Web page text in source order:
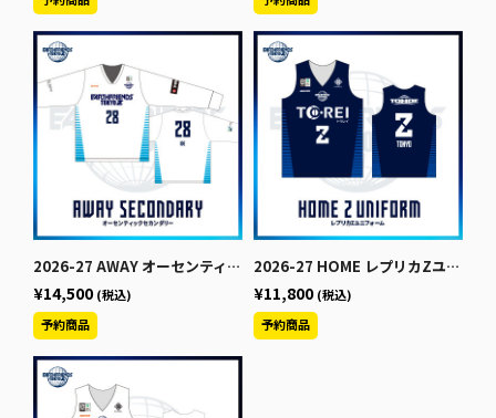
2026-27 AWAY オーセンティックセカンダリー【長袖】
¥14,500 (税込)
2026-27 HOME レプリカZユニフォーム
¥11,800 (税込)